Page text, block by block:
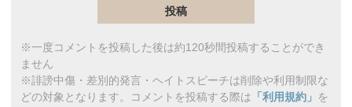
※一度コメントを投稿した後は約120秒間投稿することができ
ません
※誹謗中傷・差別的発言・ヘイトスピーチは削除や利用制限な
どの対象となります。コメントを投稿する際は 「利用規約」 を